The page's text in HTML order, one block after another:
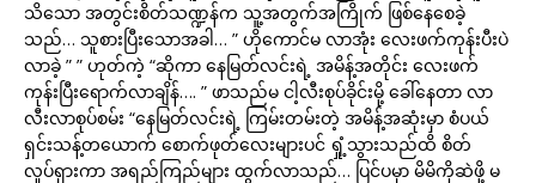
သိသော အတွင်းစိတ်သဏ္ဍန်က သူ့အတွက်အကြိုက် ဖြစ်နေစေခဲ့
သည်… သူစားပြီးသောအခါ… ” ဟိုကောင်မ လာအုံး လေးဖက်ကုန်းပီးပဲ
လာခဲ့ ” ” ဟုတ်ကဲ့ “ဆိုကာ နေမြတ်လင်းရဲ့ အမိန့်အတိုင်း လေးဖက်
ကုန်းပြီးရောက်လာချိန်…. ” ဖာသည်မ ငါ့လီးစုပ်ခိုင်းမို့ ခေါ်နေတာ လာ
လီးလာစုပ်စမ်း “နေမြတ်လင်းရဲ့ ကြမ်းတမ်းတဲ့ အမိန့်အဆုံးမှာ စံပယ်
ရှင်းသန့်တယောက် စောက်ဖုတ်လေးများပင် ရှုံ့သွားသည်ထိ စိတ်
လှုပ်ရှားကာ အရည်ကြည်များ ထွက်လာသည်… ပြင်ပမှာ မိမိကိုဆဲဖို့ မ